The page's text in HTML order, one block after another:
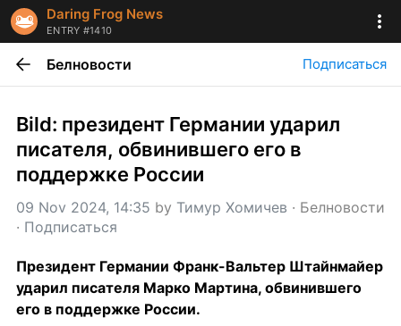
Daring Frog News
ENTRY #1410
Белновости Подписаться
Bild: президент Германии ударил
писателя, обвинившего его в
поддержке России
09 Nov 2024, 14:35 by Тимур Хомичев · Белновости
· Подписаться
Президент Германии Франк-Вальтер Штайнмайер
ударил писателя Марко Мартина, обвинившего
его в поддержке России.